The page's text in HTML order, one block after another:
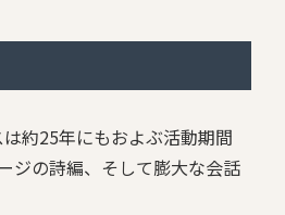
約25年にもおよぶ活動期間
ジの詩編、そして膨大な会話